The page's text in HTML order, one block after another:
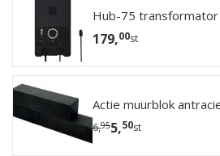
Hub-75 transformator
179,00st
Actie muurblok
6,955,50st